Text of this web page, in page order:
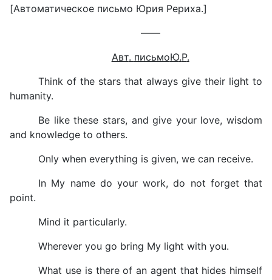
[Автоматическое письмо Юрия Рериха.]
——
Авт. письмоЮ.Р.
Think of the stars that always give their light to
humanity.
Be like these stars, and give your love, wisdom
and knowledge to others.
Only when everything is given, we can receive.
In My name do your work, do not forget that
point.
Mind it particularly.
Wherever you go bring My light with you.
What use is there of an agent that hides himself